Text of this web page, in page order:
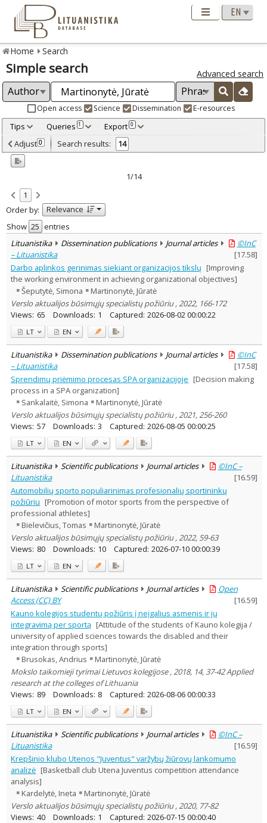
Home Search
Simple search Advanced search
Open access Science Dissemination E-resources
Tips Queries 1 Export 0
Adjusted by criteria 0
Year
Refine
Open access
Scientific publications 11
Dissemination publications
Document Type:
Journal articles 14
Subject area:
Education 2
Economics 1
Psychology 1
Sociology 1
Management 9
Text language
Country of publication
Historical periods
Lithuanian place names
Subject
Journal
Adjust 0 Search results: 14
1/14
1
Order by:
Relevance
Show
entries
Lituanistika
Dissemination publications Journal articles
©InC
– Lituanistika
[17.58]
Darbo aplinkos gerinimas siekiant organizacijos tikslų [Improving
the working environment in achieving organizational objectives]
Šeputytė, Simona
Martinonytė, Jūratė
Verslo aktualijos būsimųjų specialistų požiūriu , 2022, 166-172
Views: 65 Downloads: 1 Captured: 2026-08-02 00:00:22
LT EN
Lituanistika Dissemination publications Journal articles
©InC
– Lituanistika
[17.58]
Sprendimų priėmimo procesas SPA organizacijoje [Decision making
process in a SPA organization]
Sankalaitė, Simona
Martinonytė, Jūratė
Verslo aktualijos būsimųjų specialistų požiūriu , 2021, 256-260
Views: 57 Downloads: 3 Captured: 2026-08-05 00:00:25
LT EN
Lituanistika Scientific publications Journal articles
©InC –
Lituanistika
[16.59]
Automobilių sporto populiarinimas profesionalių sportininkų
požiūriu [Promotion of motor sports from the perspective of
professional athletes]
Bielevičius, Tomas
Martinonytė, Jūratė
Verslo aktualijos būsimųjų specialistų požiūriu , 2022, 59-63
Views: 80 Downloads: 10 Captured: 2026-07-10 00:00:39
LT EN
Lituanistika Scientific publications Journal articles
Open
Access (CC) BY
[16.59]
Kauno kolegijos studentų požiūris į neįgalius asmenis ir jų
integravimą per sportą [Attitude of the students of Kauno kolegija /
university of applied sciences towards the disabled and their
integration through sports]
Brusokas, Andrius
Martinonytė, Jūratė
Mokslo taikomieji tyrimai Lietuvos kolegijose , 2018, 14, 37-42 Applied
research at the colleges of Lithuania
Views: 89 Downloads: 8 Captured: 2026-08-06 00:00:33
LT EN
Lituanistika Scientific publications Journal articles
©InC –
Lituanistika
[16.59]
Krepšinio klubo Utenos "Juventus" varžybų žiūrovų lankomumo
analizė [Basketball club Utena Juventus competition attendance
analysis]
Kardelytė, Ineta
Martinonytė, Jūratė
Verslo aktualijos būsimųjų specialistų požiūriu , 2020, 77-82
Views: 40 Downloads: 1 Captured: 2026-07-15 00:00:40